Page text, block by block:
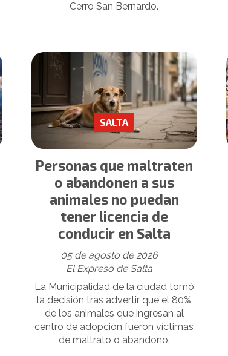
Cerro San Bernardo.
Personas que maltraten
o abandonen a sus
animales no puedan
tener licencia de
conducir en Salta
El Expreso de Salta
SALTA
05 de agosto de 2026
La Municipalidad de la ciudad tomó
la decisión tras advertir que el 80%
de los animales que ingresan al
centro de adopción fueron víctimas
de maltrato o abandono.